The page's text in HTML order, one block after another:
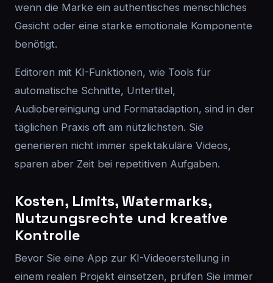
wenn die Marke ein authentisches menschliches
Gesicht oder eine starke emotionale Komponente
benötigt.
Editoren mit KI-Funktionen, wie Tools für
automatische Schnitte, Untertitel,
Audiobereinigung und Formatadaption, sind in der
täglichen Praxis oft am nützlichsten. Sie
generieren nicht immer spektakuläre Videos,
sparen aber Zeit bei repetitiven Aufgaben.
Kosten, Limits, Watermarks,
Nutzungsrechte und kreative
Kontrolle
Bevor Sie eine App zur KI-Videoerstellung in
einem realen Projekt einsetzen, prüfen Sie immer